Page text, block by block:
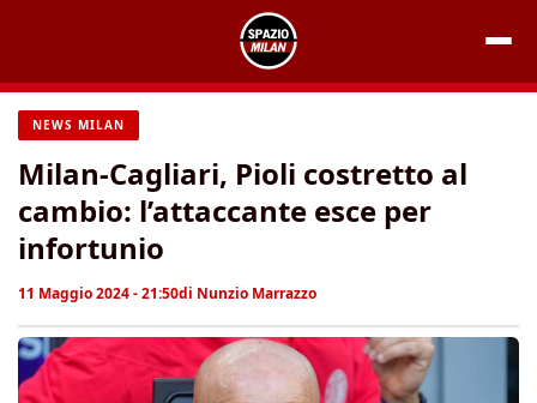
contenuto
NEWS MILAN
Milan-Cagliari, Pioli costretto al
cambio: l’attaccante esce per
infortunio
11 Maggio 2024 - 21:50di Nunzio Marrazzo